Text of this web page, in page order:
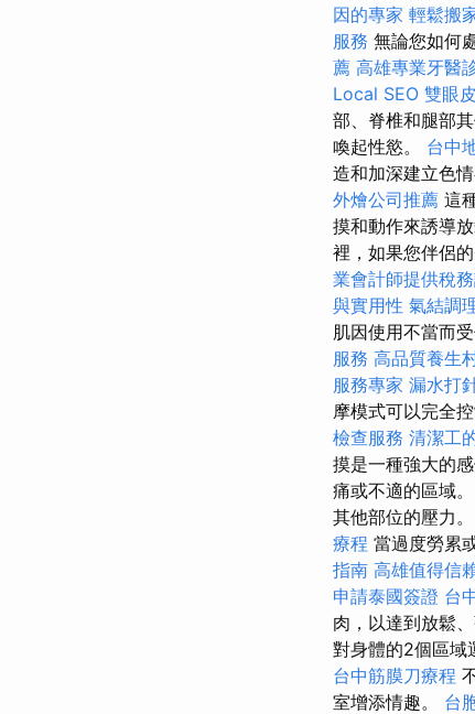
因的專家 輕鬆搬
服務 無論您如何
薦 高雄專業牙醫
Local SEO 雙眼
部、脊椎和腿部
喚起性慾。 台中
造和加深建立色
外燴公司推薦 這
摸和動作來誘導
裡，如果您伴侶
業會計師提供稅
與實用性 氣結調
肌因使用不當而
服務 高品質養生
服務專家 漏水打
摩模式可以完全
檢查服務 清潔工
摸是一種強大的
痛或不適的區域。
其他部位的壓力。
療程 當過度勞累
指南 高雄值得信
申請泰國簽證 台
肉，以達到放鬆
對身體的2個區域
台中筋膜刀療程
室增添情趣。 台